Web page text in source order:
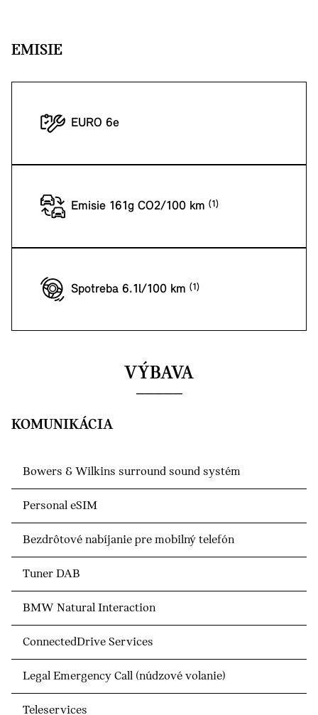
EMISIE
EURO 6e
Emisie 161g CO2/100 km
Spotreba 6.1l/100 km
VÝBAVA
KOMUNIKÁCIA
Bowers & Wilkins surround sound systém
Personal eSIM
Bezdrôtové nabíjanie pre mobilný telefón
Tuner DAB
BMW Natural Interaction
ConnectedDrive Services
Legal Emergency Call (núdzové volanie)
Teleservices